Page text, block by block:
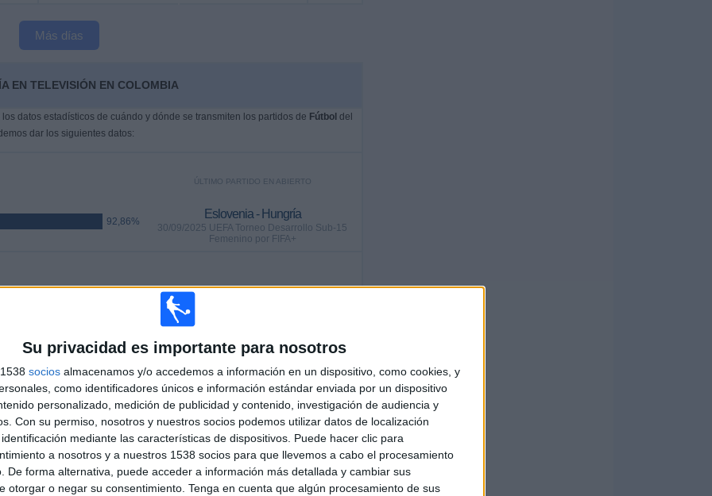
Su privacidad es importante para nosotros
socios almacenamos y/o accedemos a información en un dispositivo, como cookies, y
como identificadores únicos e información estándar enviada por un dispositivo
personalizado, medición de publicidad y contenido, investigación de audiencia y
Con su permiso, nosotros y nuestros socios podemos utilizar datos de localización
mediante las características de dispositivos. Puede hacer clic para
a nosotros y a nuestros 1538 socios para que llevemos a cabo el procesamiento
De forma alternativa, puede acceder a información más detallada y cambiar sus
otorgar o negar su consentimiento. Tenga en cuenta que algún procesamiento de sus
Más días
EN TELEVISIÓN EN COLOMBIA
datos estadísticos de cuándo y dónde se transmiten los partidos de Fútbol del
dar los siguientes datos:
92,86%
ÚLTIMO PARTIDO EN ABIERTO
Eslovenia - Hungría
30/09/2025 UEFA Torneo Desarrollo Sub-15
Femenino por FIFA+
GRATUÍTO
PARTIDOS
DE PAGO
TOTAL
44
RIVALES
MÁXIMO
8
VS Alemania
TOTAL
14
COMPETICIONES